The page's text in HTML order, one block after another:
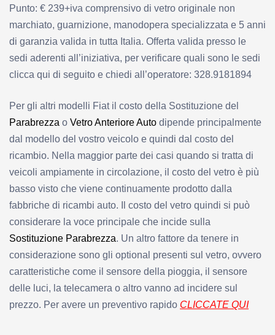
Punto: € 239+iva comprensivo di vetro originale non
marchiato, guarnizione, manodopera specializzata e 5 anni
di garanzia valida in tutta Italia. Offerta valida presso le
sedi aderenti all’iniziativa, per verificare quali sono le sedi
clicca qui di seguito e chiedi all’operatore: 328.9181894
Per gli altri modelli Fiat i l costo della Sostituzione del
Parabrezza o Vetro Anteriore Auto dipende principalmente
dal modello del vostro veicolo e quindi dal costo del
ricambio. Nella maggior parte dei casi quando si tratta di
veicoli ampiamente in circolazione, il costo del vetro è più
basso visto che viene continuamente prodotto dalla
fabbriche di ricambi auto. Il costo del vetro quindi si può
considerare la voce principale che incide sulla
Sostituzione Parabrezza. Un altro fattore da tenere in
considerazione sono gli optional presenti sul vetro, ovvero
caratteristiche come il sensore della pioggia, il sensore
delle luci, la telecamera o altro vanno ad incidere sul
prezzo. Per avere un preventivo rapido CLICCATE QUI